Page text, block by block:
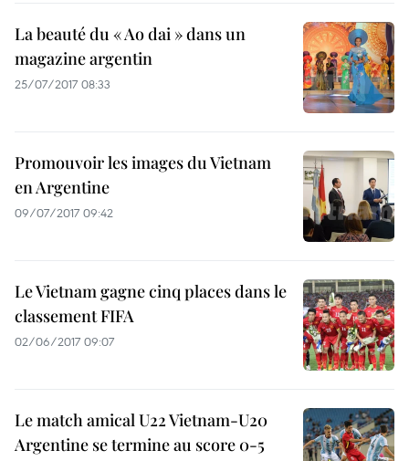
La beauté du « Ao dai » dans un
magazine argentin
25/07/2017 08:33
Promouvoir les images du Vietnam
en Argentine
09/07/2017 09:42
Le Vietnam gagne cinq places dans le
classement FIFA
02/06/2017 09:07
Le match amical U22 Vietnam-U20
Argentine se termine au score 0-5